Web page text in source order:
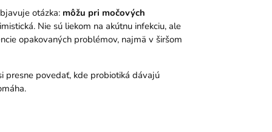
otázka: môžu pri močových
Nie sú liekom na akútnu infekciu, ale
opakovaných problémov, najmä v širšom
presne povedať, kde probiotiká dávajú